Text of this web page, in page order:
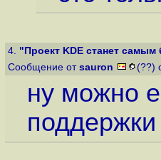
4. "Проект KDE станет
Сообщение от sauron (??)
ну можно
поддержки